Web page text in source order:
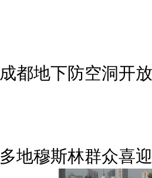
成都地下防空洞开
多地穆斯林群众喜